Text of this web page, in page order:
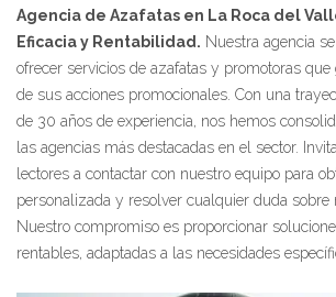
Agencia de Azafatas en La Roca del
Eficacia y Rentabilidad. Nuestra agencia
ofrecer servicios de azafatas y promotoras
de sus acciones promocionales. Con una
de 30 años de experiencia, nos hemos
las agencias más destacadas en el sector.
lectores a contactar con nuestro equipo para
personalizada y resolver cualquier duda sobre
Nuestro compromiso es proporcionar
rentables, adaptadas a las necesidades